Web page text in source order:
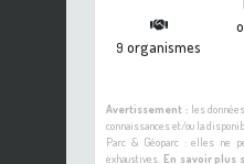
9 organismes
Avertissement :les
connaissances et/ou la
Parc & Géoparc : elles ne
exhaustives. En savoir plus